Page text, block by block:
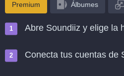
Premium Álbumes
Abre Soundiiz y elige la
Conecta tus cuentas de